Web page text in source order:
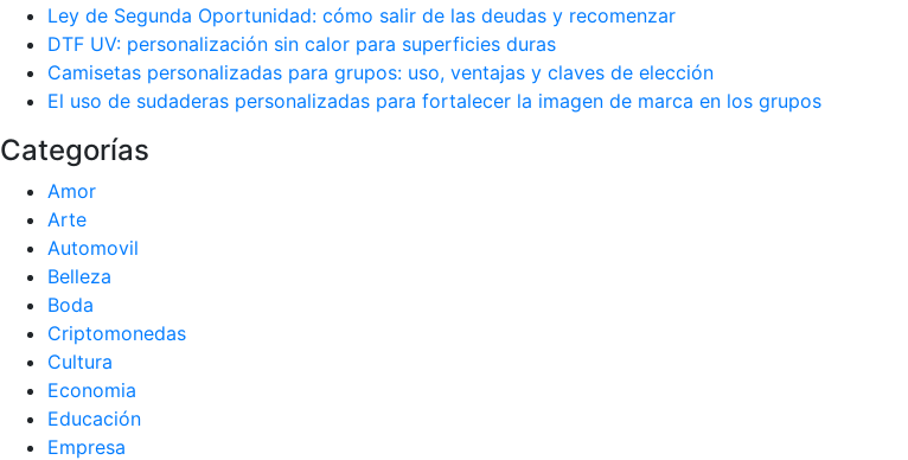
Ley de Segunda Oportunidad: cómo salir de las deudas y recomenzar
DTF UV: personalización sin calor para superficies duras
Camisetas personalizadas para grupos: uso, ventajas y claves de elección
El uso de sudaderas personalizadas para fortalecer la imagen de marca en los grupos
Categorías
Amor
Arte
Automovil
Belleza
Boda
Criptomonedas
Cultura
Economia
Educación
Empresa